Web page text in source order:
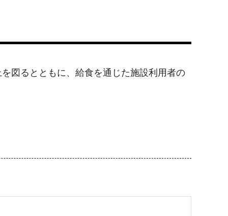
図るとともに、給食を通じた施設利用者の